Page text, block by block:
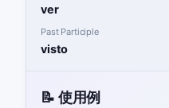
ver
Past Participle
visto
📝 使用例